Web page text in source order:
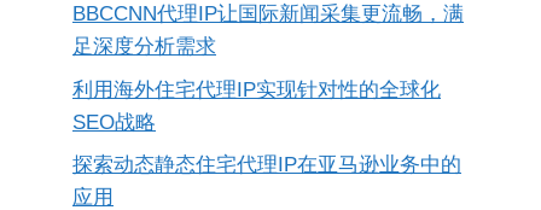
BBCCNN代理IP让国际新闻采集更流畅，满
足深度分析需求
利用海外住宅代理IP实现针对性的全球化
SEO战略
探索动态静态住宅代理IP在亚马逊业务中的
应用